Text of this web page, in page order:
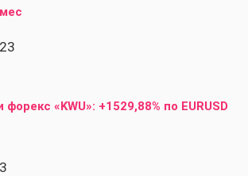
«KWU»: +1529,88% по EURUSD